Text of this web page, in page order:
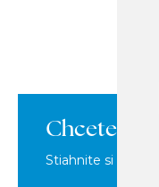
Chcete sa
Stiahnite si našu